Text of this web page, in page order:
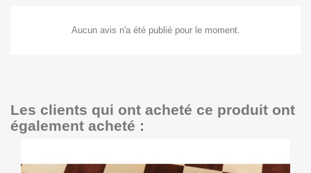
Aucun avis n'a été publié pour le moment.
Les clients qui ont acheté ce produit ont
également acheté :